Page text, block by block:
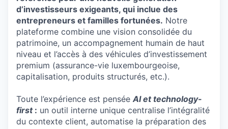
d’investisseurs exigeants, qui inclue des
entrepreneurs et familles fortunées. Notre
plateforme combine une vision consolidée du
patrimoine, un accompagnement humain de haut
niveau et l’accès à des véhicules d’investissement
premium (assurance-vie luxembourgeoise,
capitalisation, produits structurés, etc.).
Toute l’expérience est pensée AI et technology-
first: un outil interne unique centralise l’intégralité
du contexte client, automatise la préparation des